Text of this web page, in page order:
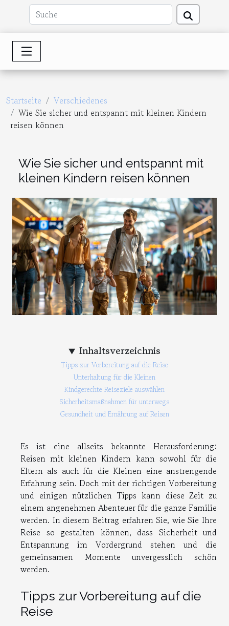
Startseite
Verschiedenes
Wie Sie sicher und entspannt mit kleinen Kindern
reisen können
Wie Sie sicher und entspannt mit
kleinen Kindern reisen können
Inhaltsverzeichnis
Tipps zur Vorbereitung auf die Reise
Unterhaltung für die Kleinen
Kindgerechte Reiseziele auswählen
Sicherheitsmaßnahmen für unterwegs
Gesundheit und Ernährung auf Reisen
Es ist eine allseits bekannte Herausforderung:
Reisen mit kleinen Kindern kann sowohl für die
Eltern als auch für die Kleinen eine anstrengende
Erfahrung sein. Doch mit der richtigen Vorbereitung
und einigen nützlichen Tipps kann diese Zeit zu
einem angenehmen Abenteuer für die ganze Familie
werden. In diesem Beitrag erfahren Sie, wie Sie Ihre
Reise so gestalten können, dass Sicherheit und
Entspannung im Vordergrund stehen und die
gemeinsamen Momente unvergesslich schön
werden.
Tipps zur Vorbereitung auf die
Reise